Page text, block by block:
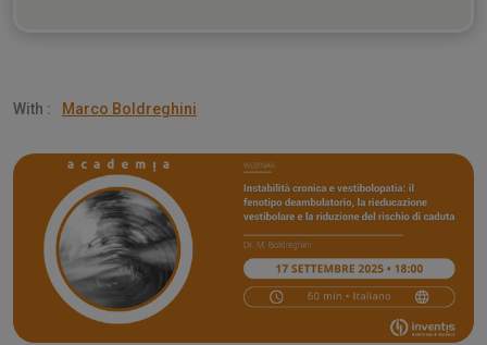
With : Marco Boldreghini